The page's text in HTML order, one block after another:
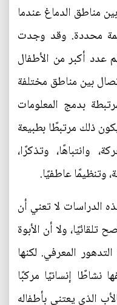
مناطق الدماغ عندما
محددة. وقد وجدت
عدد أكبر من الأطفال
بين مناطق مختلفة
بدمج المعلومات
ذلك مرتبطًا بطبيعة
وانتباهًا، وتذكرًا،
وتنظيمًا عاطفيًا.
الدراسات لا تعني أن
ولا أن الأبوة
المعرفي. لكنها
نشاطًا إنسانيًا مركبًا
الذي يعتني بأطفاله